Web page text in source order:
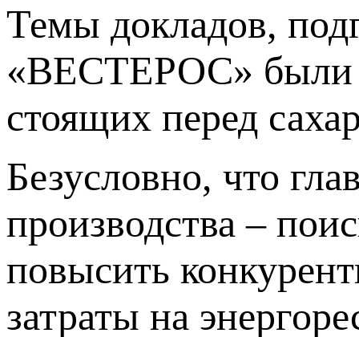
Темы докладов,
«ВЕСТЕРОС» были
стоящих перед
Безусловно, что
производства –
повысить
затраты на